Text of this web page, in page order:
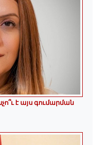
է այս գումարման